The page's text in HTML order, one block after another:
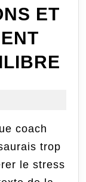
ET
:
coach
trop
le stress